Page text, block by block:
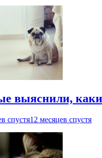
выяснили,
спустя12 месяцев спустя